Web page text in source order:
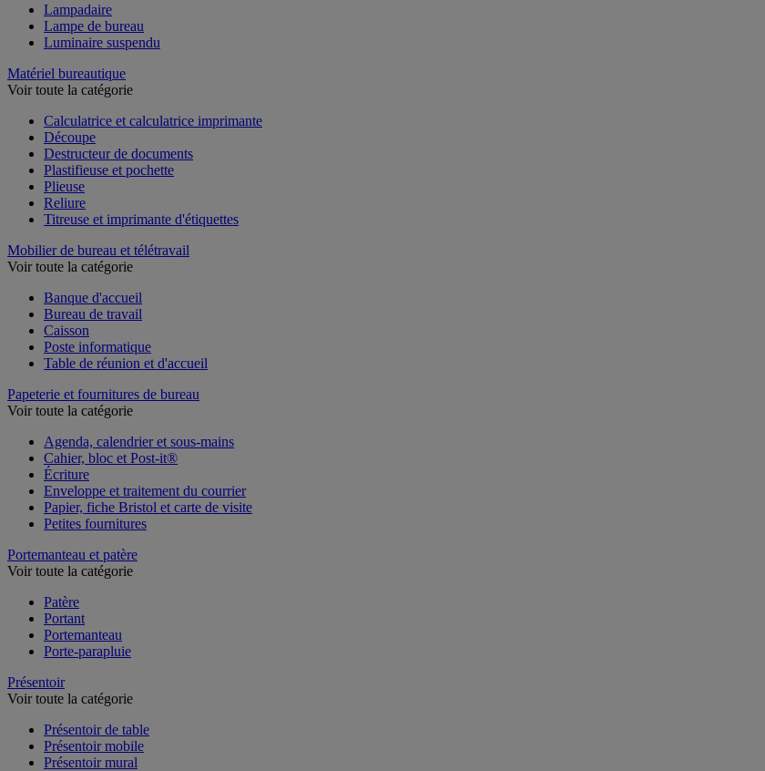
Lampadaire
Lampe de bureau
Luminaire suspendu
Matériel bureautique
Voir toute la catégorie
Calculatrice et calculatrice imprimante
Découpe
Destructeur de documents
Plastifieuse et pochette
Plieuse
Reliure
Titreuse et imprimante d'étiquettes
Mobilier de bureau et télétravail
Voir toute la catégorie
Banque d'accueil
Bureau de travail
Caisson
Poste informatique
Table de réunion et d'accueil
Papeterie et fournitures de bureau
Voir toute la catégorie
Agenda, calendrier et sous-mains
Cahier, bloc et Post-it®
Écriture
Enveloppe et traitement du courrier
Papier, fiche Bristol et carte de visite
Petites fournitures
Portemanteau et patère
Voir toute la catégorie
Patère
Portant
Portemanteau
Porte-parapluie
Présentoir
Voir toute la catégorie
Présentoir de table
Présentoir mobile
Présentoir mural